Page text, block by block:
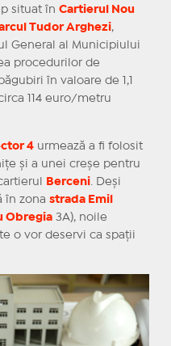
situat în Cartierul Nou
Tudor Arghezi,
General al
Municipiului
procedurilor de
în valoare de 1,1
114 euro/metru
4urmează a fi folosit
și a unei creșe pentru
Berceni.
Deși
în zona stradaEmil
Obregia3A), noile
o vor deservi ca spații